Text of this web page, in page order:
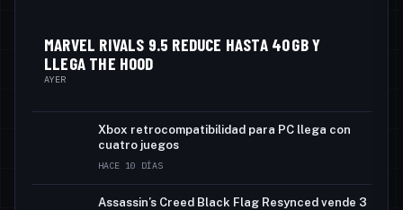
MARVEL RIVALS 9.5 REDUCE HASTA 40 GB Y
LLEGA THE HOOD
AYER
Xbox retrocompatibilidad para PC llega con
cuatro juegos
HACE 10 DÍAS
Assassin’s Creed Black Flag Resynced vende 3